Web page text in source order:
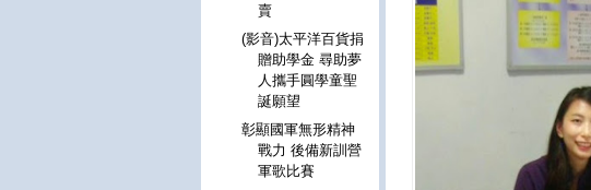
賣
(影音)太平洋百貨捐
贈助學金 尋助夢
人攜手圓學童聖
誕願望
彰顯國軍無形精神
戰力 後備新訓營
軍歌比賽